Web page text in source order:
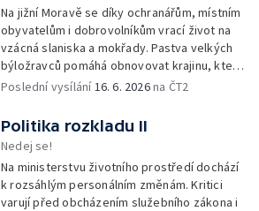
Na jižní Moravě se díky ochranářům, místním
obyvatelům i dobrovolníkům vrací život na
vzácná slaniska a mokřady. Pastva velkých
býložravců pomáhá obnovovat krajinu, která
po desetiletí zarůstala, a zároveň znovu
Poslední vysílání16. 6. 2026na ČT2
Politika rozkladu II
Nedej se!
Na ministerstvu životního prostředí dochází
k rozsáhlým personálním změnám. Kritici
varují před obcházením služebního zákona i